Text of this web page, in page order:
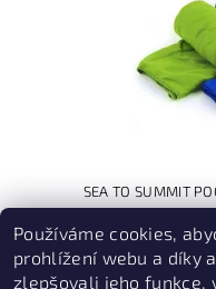
SEA TO SUMMIT
Používáme cookies,
prohlížení webu a díky
zlepšovali jeho funkce,